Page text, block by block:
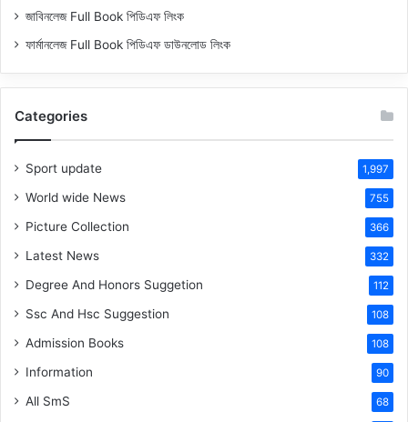
জাবিনলেজ Full Book পিডিএফ লিংক
ফার্মানলেজ Full Book পিডিএফ ডাউনলোড লিংক
Categories
Sport update 1,997
World wide News 755
Picture Collection 366
Latest News 332
Degree And Honors Suggetion 112
Ssc And Hsc Suggestion 108
Admission Books 108
Information 90
All SmS 68